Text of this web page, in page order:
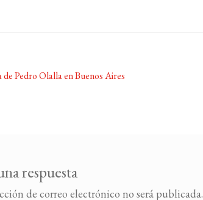
Pedro Olalla en Buenos Aires
respuesta
de correo electrónico no será publicada.